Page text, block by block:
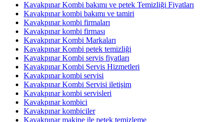
Kavakpınar Kombi bakımı ve petek Temizliği Fiyatları
Kavakpınar kombi bakımı ve tamiri
Kavakpınar kombi firmaları
Kavakpınar kombi firması
Kavakpınar Kombi Markaları
Kavakpınar Kombi petek temizliği
Kavakpınar Kombi servis fiyatları
Kavakpınar Kombi Servis Hizmetleri
Kavakpınar kombi servisi
Kavakpınar Kombi Servisi iletişim
Kavakpınar kombi servisleri
Kavakpınar kombici
Kavakpınar kombiciler
Kavakpınar makine ile petek temizleme